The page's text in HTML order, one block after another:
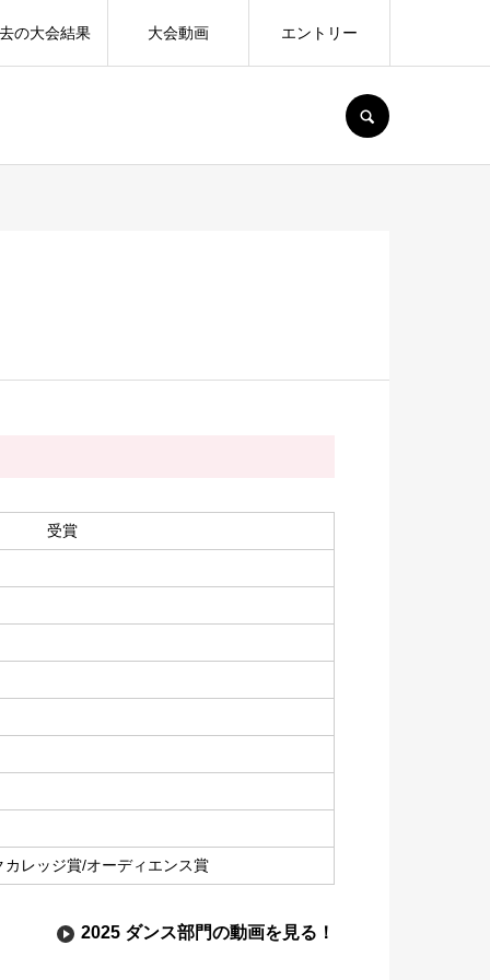
の大会結果 大会動画 エントリー
受賞
レッジ賞/オーディエンス賞
2025 ダンス部門の動画を見る！